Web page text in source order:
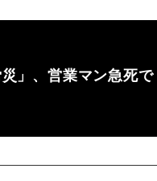
」、営業マン急死で